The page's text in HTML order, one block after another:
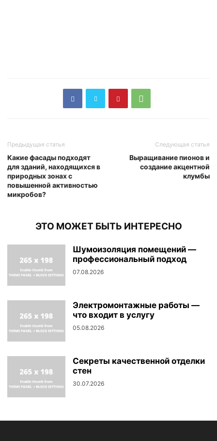
Предыдущая статья
Какие фасады подходят
для зданий, находящихся в
природных зонах с
повышенной активностью
микробов?
Следующая статья
Выращивание пионов и
создание акцентной
клумбы
ЭТО МОЖЕТ БЫТЬ ИНТЕРЕСНО
Шумоизоляция помещений —
профессиональный подход
07.08.2026
Электромонтажные работы —
что входит в услугу
05.08.2026
Секреты качественной отделки
стен
30.07.2026